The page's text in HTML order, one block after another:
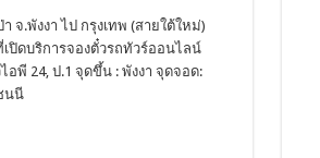
จ.พังงา ไป กรุงเทพ (สายใต้ใหม่)
ปิดบริการจองตั๋วรถทัวร์ออนไลน์
พี 24, ป.1 จุดขึ้น : พังงา จุดจอด:
นนี